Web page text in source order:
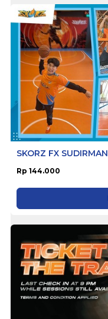
SKORZ FX SUDIRMAN
Rp 144.000